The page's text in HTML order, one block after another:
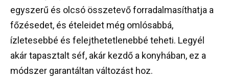
egyszerű és olcsó összetevő forradalmasíthatja a
főzésedet, és ételeidet még omlósabbá,
ízletesebbé és felejthetetlenebbé teheti. Legyél
akár tapasztalt séf, akár kezdő a konyhában, ez a
módszer garantáltan változást hoz.